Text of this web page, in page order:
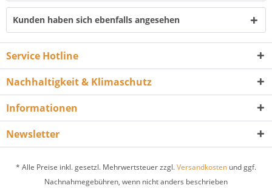
Kunden haben sich ebenfalls angesehen
Service Hotline
Nachhaltigkeit & Klimaschutz
Informationen
Newsletter
* Alle Preise inkl. gesetzl. Mehrwertsteuer zzgl.Versandkosten und ggf.
Nachnahmegebühren, wenn nicht anders beschrieben